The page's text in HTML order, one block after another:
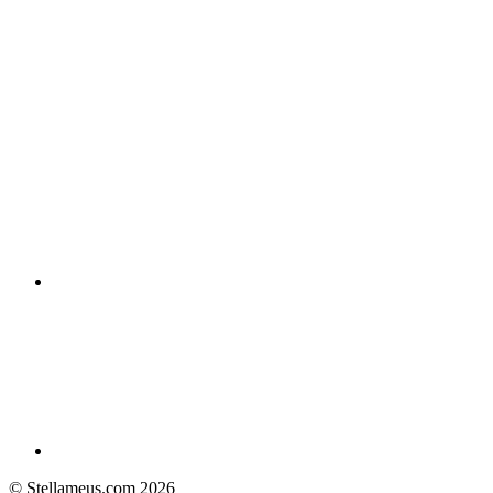
© Stellameus.com 2026